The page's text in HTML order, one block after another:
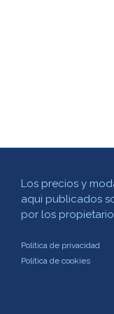
Los precios y
aqui publicados
por los
Política de privacidad
Política de cookies